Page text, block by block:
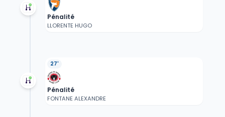
Pénalité
LLORENTE HUGO
27'
Pénalité
FONTANE ALEXANDRE